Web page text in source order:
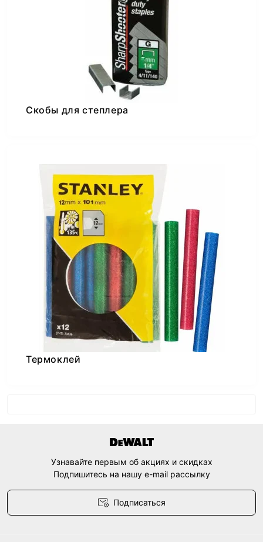
Скобы для степлера
Термоклей
Узнавайте первым об акциях и скидках
Подпишитесь на нашу e-mail рассылку
Подписаться